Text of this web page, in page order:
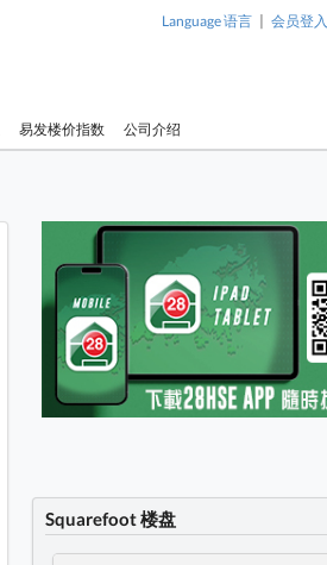
Language 语言 | 会员登入
易发楼价指数 公司介绍
Squarefoot 楼盘